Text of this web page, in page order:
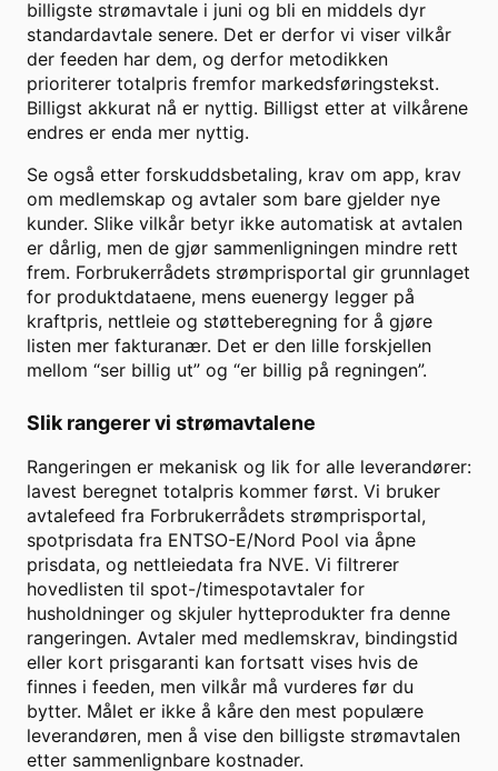
billigste strømavtale i juni og bli en middels dyr
standardavtale senere. Det er derfor vi viser vilkår
der feeden har dem, og derfor metodikken
prioriterer totalpris fremfor markedsføringstekst.
Billigst akkurat nå er nyttig. Billigst etter at vilkårene
endres er enda mer nyttig.
Se også etter forskuddsbetaling, krav om app, krav
om medlemskap og avtaler som bare gjelder nye
kunder. Slike vilkår betyr ikke automatisk at avtalen
er dårlig, men de gjør sammenligningen mindre rett
frem. Forbrukerrådets strømprisportal gir grunnlaget
for produktdataene, mens euenergy legger på
kraftpris, nettleie og støtteberegning for å gjøre
listen mer fakturanær. Det er den lille forskjellen
mellom “ser billig ut” og “er billig på regningen”.
Slik rangerer vi strømavtalene
Rangeringen er mekanisk og lik for alle leverandører:
lavest beregnet totalpris kommer først. Vi bruker
avtalefeed fra Forbrukerrådets strømprisportal,
spotprisdata fra ENTSO-E/Nord Pool via åpne
prisdata, og nettleiedata fra NVE. Vi filtrerer
hovedlisten til spot-/timespotavtaler for
husholdninger og skjuler hytteprodukter fra denne
rangeringen. Avtaler med medlemskrav, bindingstid
eller kort prisgaranti kan fortsatt vises hvis de
finnes i feeden, men vilkår må vurderes før du
bytter. Målet er ikke å kåre den mest populære
leverandøren, men å vise den billigste strømavtalen
etter sammenlignbare kostnader.